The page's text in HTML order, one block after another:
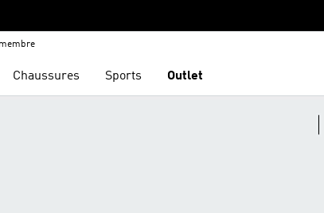
Chaussures Sports Outlet